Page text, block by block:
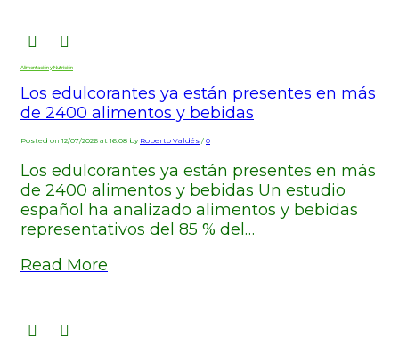
Alimentación y Nutrición
Los edulcorantes ya están presentes en más
de 2400 alimentos y bebidas
Posted on 12/07/2026 at 16:08 by Roberto Valdés / 0
Los edulcorantes ya están presentes en más
de 2400 alimentos y bebidas Un estudio
español ha analizado alimentos y bebidas
representativos del 85 % del…
Read More